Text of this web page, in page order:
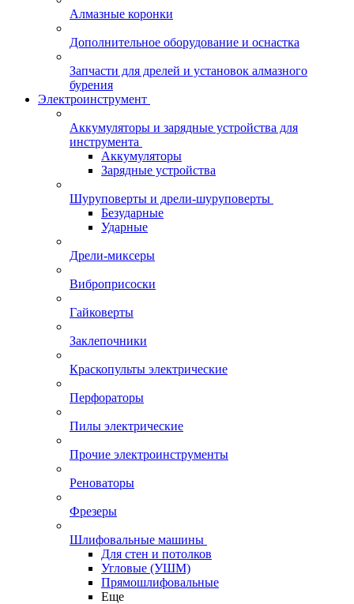
Алмазные коронки
Дополнительное оборудование и оснастка
Запчасти для дрелей и установок алмазного
бурения
Электроинструмент
Аккумуляторы и зарядные устройства для
инструмента
Аккумуляторы
Зарядные устройства
Шуруповерты и дрели-шуруповерты
Безударные
Ударные
Дрели-миксеры
Виброприсоски
Гайковерты
Заклепочники
Краскопульты электрические
Перфораторы
Пилы электрические
Прочие электроинструменты
Реноваторы
Фрезеры
Шлифовальные машины
Для стен и потолков
Угловые (УШМ)
Прямошлифовальные
Еще